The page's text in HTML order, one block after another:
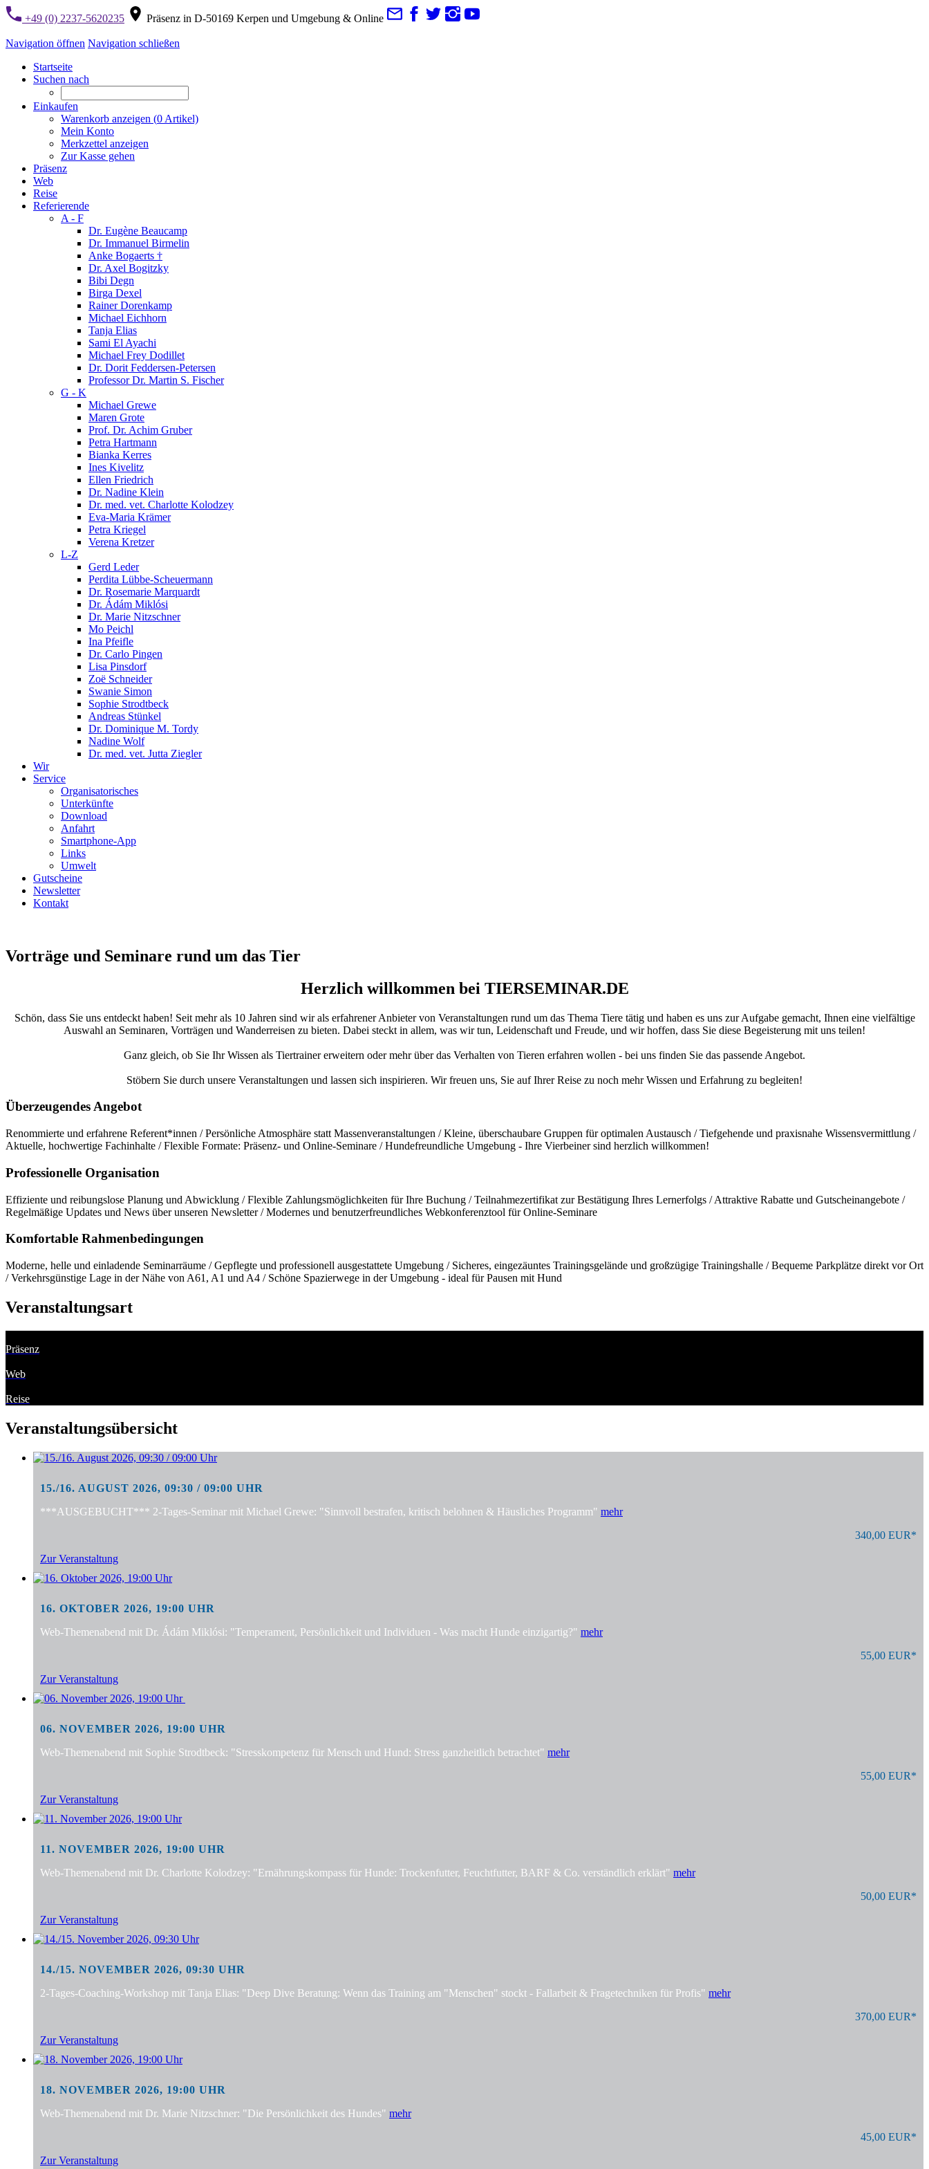
+49 (0) 2237-5620235 Präsenz in D-50169 Kerpen und Umgebung & Online
Navigation öffnen Navigation schließen
Startseite
Suchen nach
Einkaufen
Warenkorb anzeigen (0 Artikel)
Mein Konto
Merkzettel anzeigen
Zur Kasse gehen
Präsenz
Web
Reise
Referierende
A - F
Dr. Eugène Beaucamp
Dr. Immanuel Birmelin
Anke Bogaerts †
Dr. Axel Bogitzky
Bibi Degn
Birga Dexel
Rainer Dorenkamp
Michael Eichhorn
Tanja Elias
Sami El Ayachi
Michael Frey Dodillet
Dr. Dorit Feddersen-Petersen
Professor Dr. Martin S. Fischer
G - K
Michael Grewe
Maren Grote
Prof. Dr. Achim Gruber
Petra Hartmann
Bianka Kerres
Ines Kivelitz
Ellen Friedrich
Dr. Nadine Klein
Dr. med. vet. Charlotte Kolodzey
Eva-Maria Krämer
Petra Kriegel
Verena Kretzer
L-Z
Gerd Leder
Perdita Lübbe-Scheuermann
Dr. Rosemarie Marquardt
Dr. Ádám Miklósi
Dr. Marie Nitzschner
Mo Peichl
Ina Pfeifle
Dr. Carlo Pingen
Lisa Pinsdorf
Zoë Schneider
Swanie Simon
Sophie Strodtbeck
Andreas Stünkel
Dr. Dominique M. Tordy
Nadine Wolf
Dr. med. vet. Jutta Ziegler
Wir
Service
Organisatorisches
Unterkünfte
Download
Anfahrt
Smartphone-App
Links
Umwelt
Gutscheine
Newsletter
Kontakt
Vorträge und Seminare rund um das Tier
Herzlich willkommen bei TIERSEMINAR.DE
Schön, dass Sie uns entdeckt haben! Seit mehr als 10 Jahren sind wir als erfahrener Anbieter von Veranstaltungen rund um das Thema Tiere tätig und haben es uns zur Aufgabe gemacht, Ihnen eine vielfältige
Auswahl an Seminaren, Vorträgen und Wanderreisen zu bieten. Dabei steckt in allem, was wir tun, Leidenschaft und Freude, und wir hoffen, dass Sie diese Begeisterung mit uns teilen!
Ganz gleich, ob Sie Ihr Wissen als Tiertrainer erweitern oder mehr über das Verhalten von Tieren erfahren wollen - bei uns finden Sie das passende Angebot.
Stöbern Sie durch unsere Veranstaltungen und lassen sich inspirieren. Wir freuen uns, Sie auf Ihrer Reise zu noch mehr Wissen und Erfahrung zu begleiten!
Überzeugendes Angebot
Renommierte und erfahrene Referent*innen / Persönliche Atmosphäre statt Massenveranstaltungen / Kleine, überschaubare Gruppen für optimalen Austausch / Tiefgehende und praxisnahe Wissensvermittlung /
Aktuelle, hochwertige Fachinhalte / Flexible Formate: Präsenz- und Online-Seminare / Hundefreundliche Umgebung - Ihre Vierbeiner sind herzlich willkommen!
Professionelle Organisation
Effiziente und reibungslose Planung und Abwicklung / Flexible Zahlungsmöglichkeiten für Ihre Buchung / Teilnahmezertifikat zur Bestätigung Ihres Lernerfolgs / Attraktive Rabatte und Gutscheinangebote /
Regelmäßige Updates und News über unseren Newsletter / Modernes und benutzerfreundliches Webkonferenztool für Online-Seminare
Komfortable Rahmenbedingungen
Moderne, helle und einladende Seminarräume / Gepflegte und professionell ausgestattete Umgebung / Sicheres, eingezäuntes Trainingsgelände und großzügige Trainingshalle / Bequeme Parkplätze direkt vor Ort
/ Verkehrsgünstige Lage in der Nähe von A61, A1 und A4 / Schöne Spazierwege in der Umgebung - ideal für Pausen mit Hund
Veranstaltungsart
Präsenz
Web
Reise
Veranstaltungsübersicht
15./16. AUGUST 2026, 09:30 / 09:00 UHR
***AUSGEBUCHT*** 2-Tages-Seminar mit Michael Grewe: "Sinnvoll bestrafen, kritisch belohnen & Häusliches Programm" mehr
340,00 EUR*
Zur Veranstaltung
16. OKTOBER 2026, 19:00 UHR
Web-Themenabend mit Dr. Ádám Miklósi: "Temperament, Persönlichkeit und Individuen - Was macht Hunde einzigartig?" mehr
55,00 EUR*
Zur Veranstaltung
06. NOVEMBER 2026, 19:00 UHR
Web-Themenabend mit Sophie Strodtbeck: "Stresskompetenz für Mensch und Hund: Stress ganzheitlich betrachtet" mehr
55,00 EUR*
Zur Veranstaltung
11. NOVEMBER 2026, 19:00 UHR
Web-Themenabend mit Dr. Charlotte Kolodzey: "Ernährungskompass für Hunde: Trockenfutter, Feuchtfutter, BARF & Co. verständlich erklärt" mehr
50,00 EUR*
Zur Veranstaltung
14./15. NOVEMBER 2026, 09:30 UHR
2-Tages-Coaching-Workshop mit Tanja Elias: "Deep Dive Beratung: Wenn das Training am "Menschen" stockt - Fallarbeit & Fragetechniken für Profis" mehr
370,00 EUR*
Zur Veranstaltung
18. NOVEMBER 2026, 19:00 UHR
Web-Themenabend mit Dr. Marie Nitzschner: "Die Persönlichkeit des Hundes" mehr
45,00 EUR*
Zur Veranstaltung